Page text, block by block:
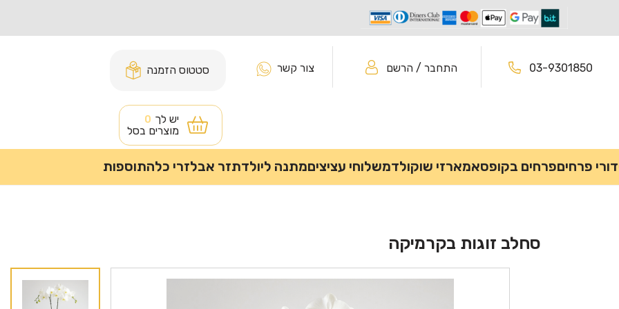
03-9301850 התחבר / הרשם צור קשר סטטוס הזמנה
יש לך 0
מוצרים בסל
פרחיםפרחים בקופסאמארזי שוקולדמשלוחי עציציםמתנה ליולדתזר אבלזרי כלהתוספות
סחלב זוגות בקרמיקה